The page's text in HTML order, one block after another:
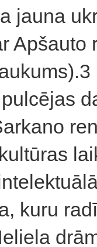
jauna
kuru